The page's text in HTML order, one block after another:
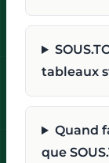
tableaux
Quand
que